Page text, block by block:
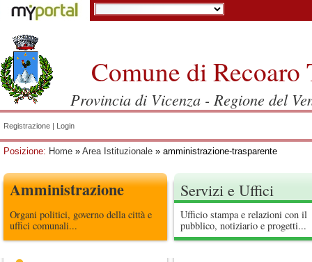
Posizione: Home » Area Istituzionale » amministrazione-trasparente
Comune di Recoaro
Provincia di Vicenza - Regione del
Registrazione | Login
Amministrazione
Organi politici, governo della città e
uffici comunali...
Servizi e Uffici
Ufficio stampa e relazioni con il
pubblico, notiziario e progetti...